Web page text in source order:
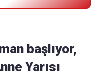
başlıyor,
Yarısı